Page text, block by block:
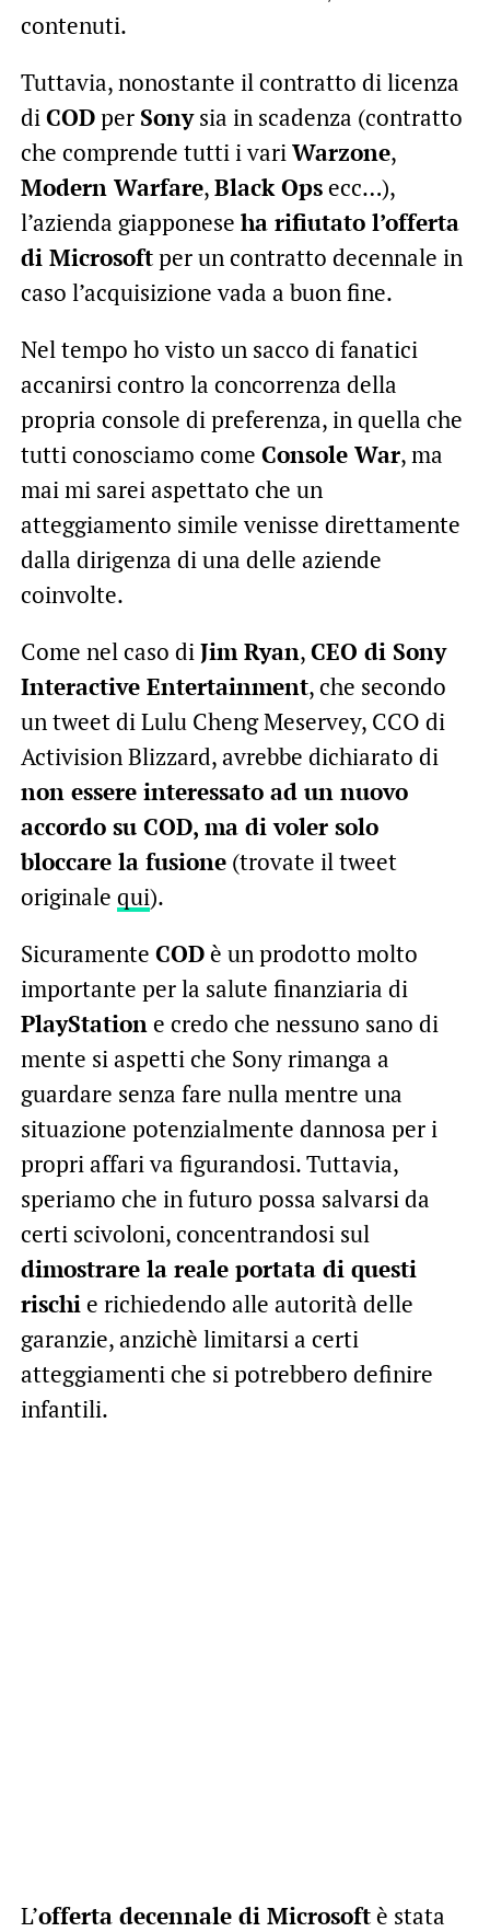
contenuti.
Tuttavia, nonostante il contratto di licenza
diCODper Sonysia in scadenza (contratto
che comprende tutti i variWarzone,
Modern Warfare,Black Opsecc…),
l’azienda giapponese ha rifiutato l’offerta
di Microsoftper un contratto decennale in
caso l’acquisizione vada a buon fine.
Nel tempo ho visto un sacco di fanatici
accanirsi contro la concorrenza della
propria console di preferenza, in quella che
tutti conosciamo come Console War, ma
mai mi sarei aspettato che un
atteggiamento simile venisse direttamente
dalla dirigenza di una delle aziende
coinvolte.
Come nel caso diJim Ryan,CEO di Sony
Interactive Entertainment, che secondo
un tweet di Lulu Cheng Meservey, CCO di
Activision Blizzard, avrebbe dichiarato di
non essere interessato ad un nuovo
accordo su COD, ma di voler solo
bloccare la fusione(trovate il tweet
originale qui).
Sicuramente CODè un prodotto molto
importante per la salute finanziaria di
PlayStatione credo che nessuno sano di
mente si aspetti che Sony rimanga a
guardare senza fare nulla mentre una
situazione potenzialmente dannosa per i
propri affari va figurandosi. Tuttavia,
speriamo che in futuro possa salvarsi da
certi scivoloni, concentrandosi sul
dimostrare la reale portata di questi
rischie richiedendo alle autorità delle
garanzie, anzichè limitarsi a certi
atteggiamenti che si potrebbero definire
infantili.
L’offerta decennale di Microsoftè stata